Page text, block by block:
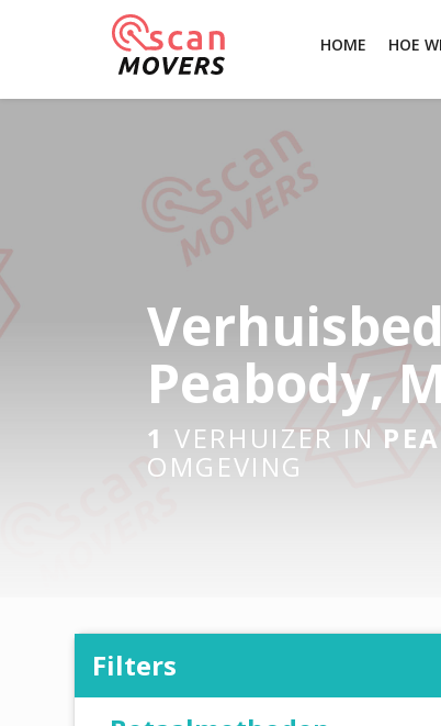
HOME HOE
Peabody,
1 VERHUIZER IN
OMGEVING
Filters